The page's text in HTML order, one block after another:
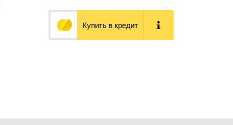
Купить в кредит